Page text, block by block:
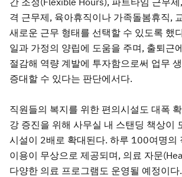
격 근무제, 육아휴직이나 가족돌봄휴직,
새로운 근무 형태를 선택할 수 있도록 했
일과 가정의 양립에 도움을 주며, 출퇴근
절감해 역량 계발에 투자함으로써 업무
증대할 수 있다는 판단에서다.
직원들의 복지를 위한 편의시설도 대폭
강 증진을 위해 사무실 내 스탠딩 책상이
시설이 2배로 확대된다. 하루 100여명의
이용이 무상으로 제공되며, 의료 자문
다양한 의료 프로그램도 운영될 예정이